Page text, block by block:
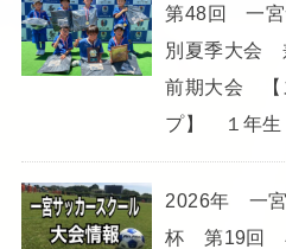
第48回 一宮
別夏季大会
前期大会 【
プ】 １年生
2026年 一
杯 第19回